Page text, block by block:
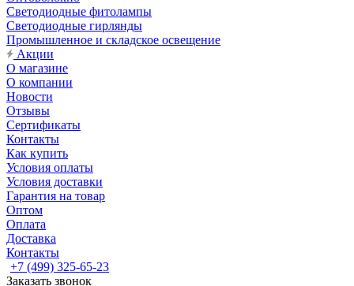
Светодиодные фитолампы
Светодиодные гирлянды
Промышленное и складское освещение
Акции
О магазине
О компании
Новости
Отзывы
Сертификаты
Контакты
Как купить
Условия оплаты
Условия доставки
Гарантия на товар
Оптом
Оплата
Доставка
Контакты
+7 (499) 325-65-23
Заказать звонок